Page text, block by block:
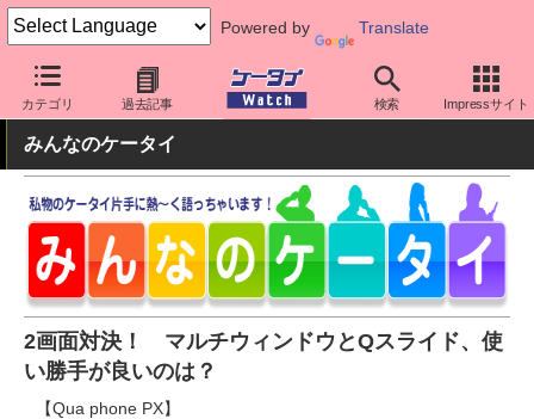
Powered by Translate
カテゴリ 過去記事 検索 Impressサイト
ケータイ Watch キャリア au スマホ・ケータイ
みんなのケータイ
2画面対決！ マルチウィンドウとQスライド、使
い勝手が良いのは？
【Qua phone PX】